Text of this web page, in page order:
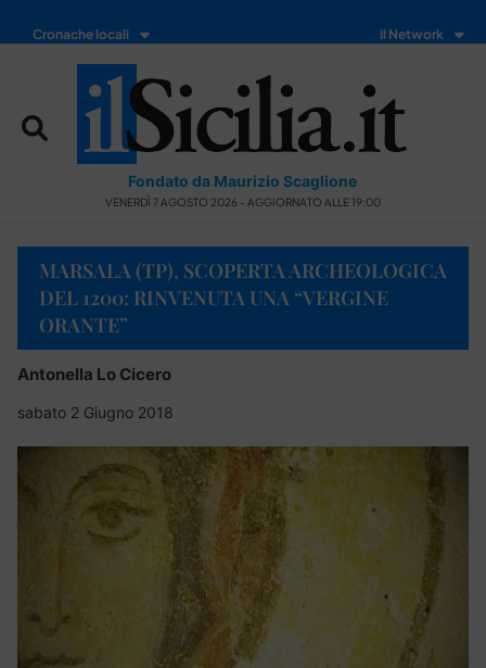
Cronache locali Il Network
Fondato da Maurizio Scaglione
VENERDÌ 7 AGOSTO 2026 - AGGIORNATO ALLE 19:00
MARSALA (TP), SCOPERTA ARCHEOLOGICA
DEL 1200: RINVENUTA UNA “VERGINE
ORANTE”
Antonella Lo Cicero
sabato 2 Giugno 2018